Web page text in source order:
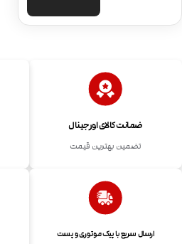
ضمانت کالای اورجینال
تضمین بهترین قیمت
ارسال سریع با پیک موتوری و پست